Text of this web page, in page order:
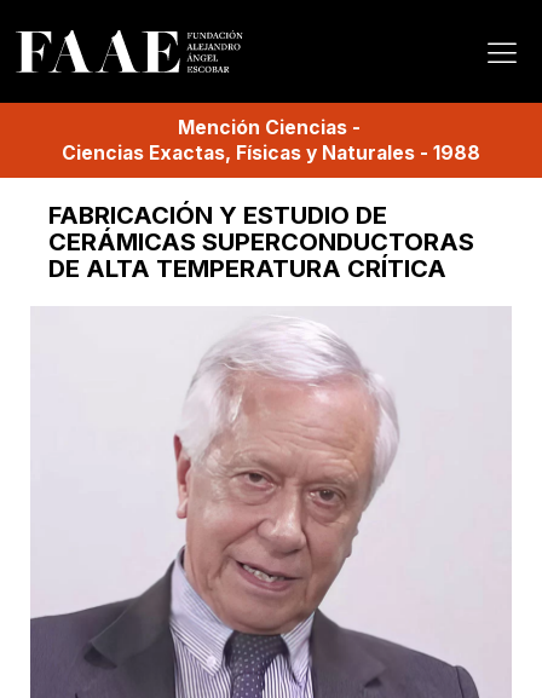
Mención Ciencias-
Ciencias Exactas, Físicas y Naturales - 1988
FABRICACIÓN Y ESTUDIO DE
CERÁMICAS SUPERCONDUCTORAS
DE ALTA TEMPERATURA CRÍTICA